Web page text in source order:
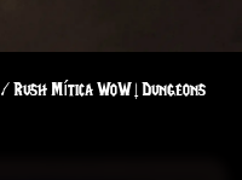
/ Rush Mítica WoW | Dungeons